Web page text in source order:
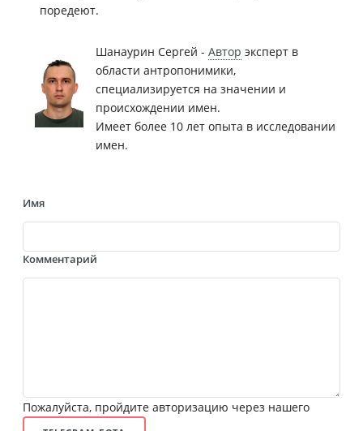
поредеют.
Шанаурин Сергей - Автор эксперт в
области антропонимики,
специализируется на значении и
происхождении имен.
Имеет более 10 лет опыта в исследовании
имен.
Имя
Комментарий
Пожалуйста, пройдите авторизацию через нашего